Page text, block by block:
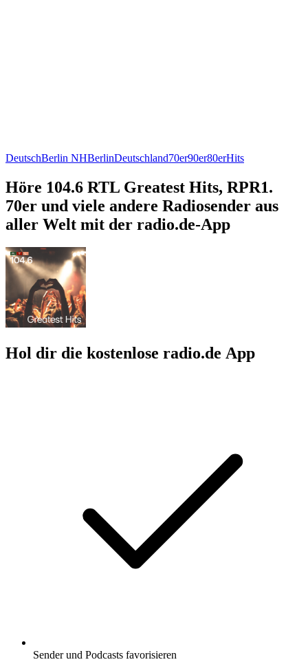
DeutschBerlin NHBerlinDeutschland70er90er80erHits
Höre 104.6 RTL Greatest Hits, RPR1.
70er und viele andere Radiosender aus
aller Welt mit der radio.de-App
Hol dir die kostenlose radio.de App
Sender und Podcasts favorisieren